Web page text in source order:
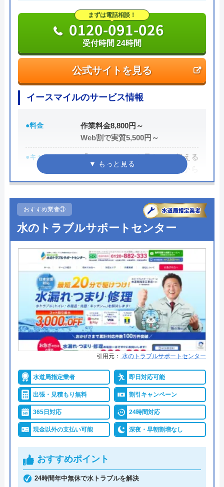
一切ありません。業務や知識の習得のために厳しい
自社研修を実施しているため、技術には問題ないよ
トラブルの原因や作業例などが分かりやすく記載さ
れており、依頼の際も安心できますね。候補のひと
つにしてみてください。
ちなみに、電話で連絡した際に「サイトを見た」と
伝えると作業料金が2,000円割引になるWEB割があ
りますので、相談する際は必ず電話で相談し、その
際には必ず「サイトを見た」と伝えましょう。
公式サイトを見る
まずは電話相談！
0120-221-611
受付時間 24時間 年中無休
ハウスラボホームの基本情報
運営会社 株式会社ハウスラボ
代表者 勝島崇裕
創業・設立 2024年11月設立
〒113-0033
対応エリア 全国33拠点
対応エリア詳
細
牛久市のトイレ水漏れ・つまり修理に
駆けつけ対応｜水道局指定業者ハウス
ラボホーム
公式サイトを見る
まずは電話相談！
0120-091-026
受付時間 24時間
イースマイルのサービス情報
●料金
作業料金8,800円～
Web割で実質5,500円～
●キャンペーン
「ホームページを見た」と伝える
だけで、WEB割で作業料金から
3,000円割引！
●駆けつけ時間 最短20分
●定休日 年中無休
●出張見積もり 出張・見積もり無料
●支払い方法
現金、銀行振込、モバイル、後払
い決済、クレジットカード
●累計実績
年間25万件、累計500万件の修理交
換実績
●保証・保険
工事保証12年・商品保証10年(最
大)
詳細は公式HPでご確認ください
イースマイルがおすすめの理由
イースマイルは対応する自治体で適切な工事ができ
ると認められている水道局指定業者です。
土日祝日・深夜早朝含む24時間365日、いつ相談し
ても割増料金がかからず、作業が始まるまでは一切
おすすめ業者③
水のトラブルサポートセンター
引用元： 水のトラブルサポートセンター
水道局指定業者 即日対応可能
出張・見積もり無料 割引キャンペーン
365日対応 24時間対応
現金以外の支払い可能 深夜・早朝割増なし
おすすめポイント
24時間年中無休で水トラブルを解決